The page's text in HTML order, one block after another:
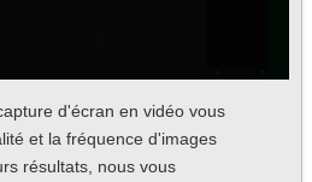
d'écran en vidéo vous
et la fréquence d'images
résultats, nous vous